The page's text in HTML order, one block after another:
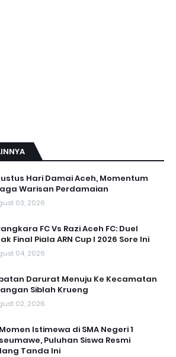
Hari Damai Aceh, Momentum
Warisan Perdamaian
03, 2026
FC Vs Razi Aceh FC: Duel
Final Piala ARN Cup I 2026 Sore Ini
04, 2026
Darurat Menuju Ke Kecamatan
Siblah Krueng
02, 2026
Istimewa di SMA Negeri 1
Puluhan Siswa Resmi
Tanda Ini